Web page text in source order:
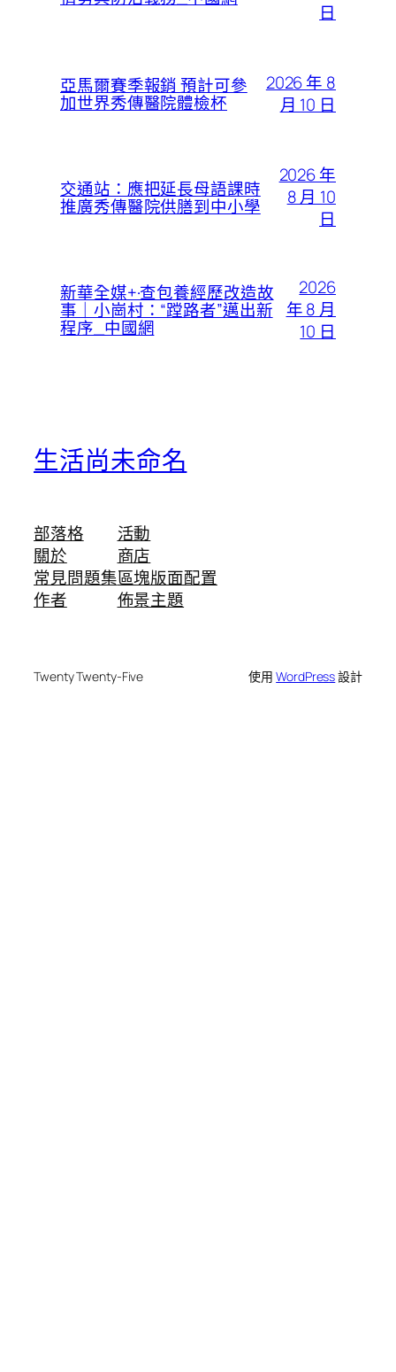
日
亞馬爾賽季報銷 預計可參
加世界秀傳醫院體檢杯
2026 年 8
月 10 日
交通站：應把延長母語課時
推廣秀傳醫院供膳到中小學
2026 年
8 月 10
日
新華全媒+·查包養經歷改造故
事｜小崗村：“蹚路者”邁出新
程序_中國網
2026
年 8 月
10 日
生活尚未命名
部落格
關於
常見問題集
作者
活動
商店
區塊版面配置
佈景主題
Twenty Twenty-Five 使用WordPress設計